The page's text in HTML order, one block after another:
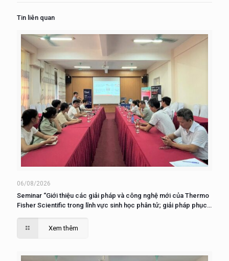
Tin liên quan
06/08/2026
Seminar “Giới thiệu các giải pháp và công nghệ mới của Thermo
Fisher Scientific trong lĩnh vực sinh học phân tử; giải pháp phục
Xem thêm